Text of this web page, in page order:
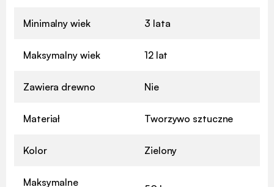
Minimalny wiek 3 lata
Maksymalny wiek 12 lat
Zawiera drewno Nie
Materiał Tworzywo sztuczne
Kolor Zielony
Maksymalne